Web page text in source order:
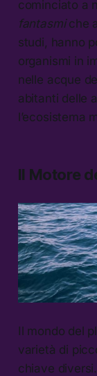
cominciato a
fantasmiche
studi, hanno
organismi in
nelle acque
abitanti delle
l’ecosistema
Il Motore
Il mondo del
varietà di
chiave